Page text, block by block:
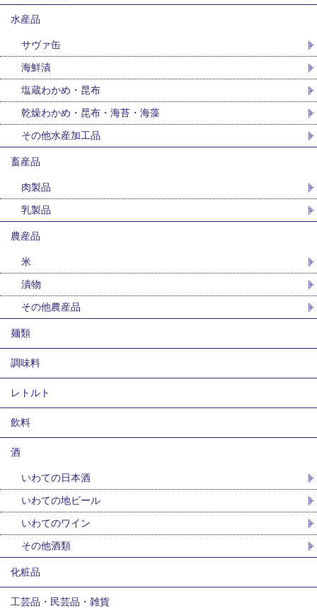
水産品
サヴァ缶
海鮮漬
塩蔵わかめ・昆布
乾燥わかめ・昆布・海苔・海藻
その他水産加工品
畜産品
肉製品
乳製品
農産品
米
漬物
その他農産品
麺類
調味料
レトルト
飲料
酒
いわての日本酒
いわての地ビール
いわてのワイン
その他酒類
化粧品
工芸品・民芸品・雑貨